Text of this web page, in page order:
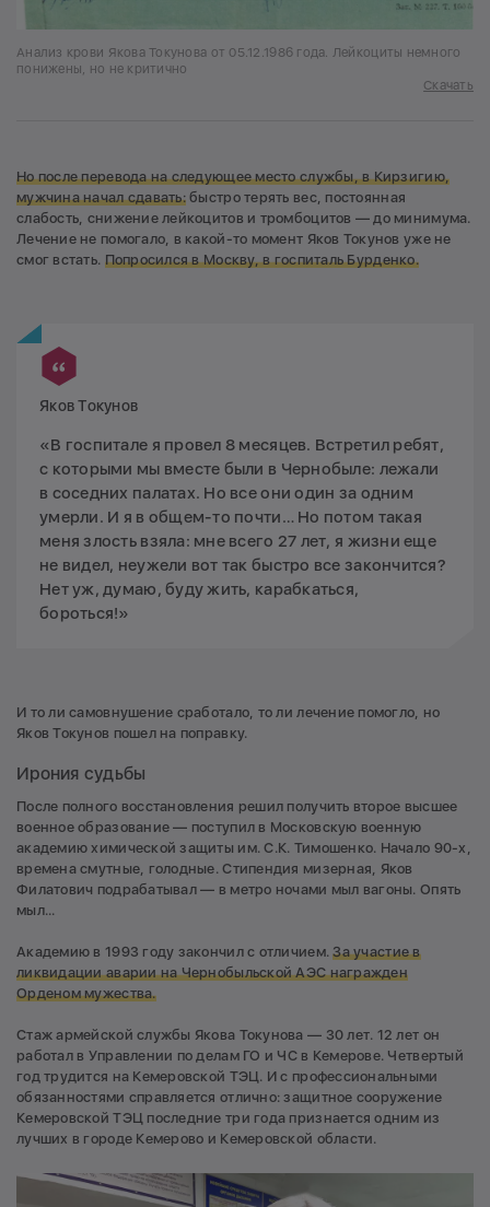
Анализ крови Якова Токунова от 05.12.1986 года. Лейкоциты немного
понижены, но не критично
Скачать
Но после перевода на следующее место службы, в Кирзигию,
мужчина начал сдавать:быстро терять вес, постоянная
слабость, снижение лейкоцитов и тромбоцитов — до минимума.
Лечение не помогало, в какой-то момент Яков Токунов уже не
смог встать. Попросился в Москву, в госпиталь Бурденко.
Яков Токунов
«В госпитале я провел 8 месяцев. Встретил ребят,
с которыми мы вместе были в Чернобыле: лежали
в соседних палатах. Но все они один за одним
умерли. И я в общем-то почти… Но потом такая
меня злость взяла: мне всего 27 лет, я жизни еще
не видел, неужели вот так быстро все закончится?
Нет уж, думаю, буду жить, карабкаться,
бороться!»
И то ли самовнушение сработало, то ли лечение помогло, но
Яков Токунов пошел на поправку.
Ирония судьбы
После полного восстановления решил получить второе высшее
военное образование — поступил в Московскую военную
академию химической защиты им. С.К. Тимошенко. Начало 90-х,
времена смутные, голодные. Стипендия мизерная, Яков
Филатович подрабатывал — в метро ночами мыл вагоны. Опять
мыл...
Академию в 1993 году закончил с отличием.За участие в
ликвидации аварии на Чернобыльской АЭС награжден
Орденом мужества.
Стаж армейской службы Якова Токунова — 30 лет. 12 лет он
работал в Управлении по делам ГО и ЧС в Кемерове. Четвертый
год трудится на Кемеровской ТЭЦ. И с профессиональными
обязанностями справляется отлично: защитное сооружение
Кемеровской ТЭЦ последние три года признается одним из
лучших в городе Кемерово и Кемеровской области.